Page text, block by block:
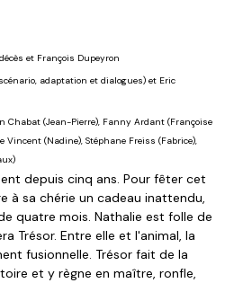
et François Dupeyron
adaptation et dialogues) et Eric
Chabat (Jean-Pierre), Fanny Ardant (Françoise
Vincent (Nadine), Stéphane Freiss (Fabrice),
depuis cinq ans. Pour fêter cet
à sa chérie un cadeau inattendu,
quatre mois. Nathalie est folle de
Trésor. Entre elle et l'animal, la
fusionnelle. Trésor fait de la
et y règne en maître, ronfle,